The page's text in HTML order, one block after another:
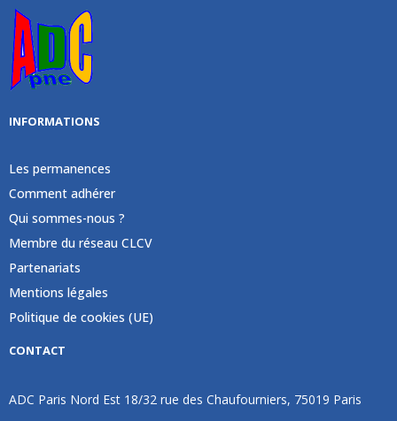
INFORMATIONS
Les permanences
Comment adhérer
Qui sommes-nous ?
Membre du réseau CLCV
Partenariats
Mentions légales
Politique de cookies (UE)
CONTACT
ADC Paris Nord Est 18/32 rue des Chaufourniers, 75019 Paris